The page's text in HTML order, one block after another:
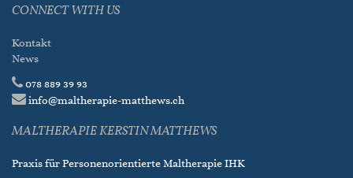
CONNECT WITH US
Kontakt
News
078 889 39 93
info@maltherapie-matthews.ch
MALTHERAPIE KERSTIN MATTHEWS
Praxis für Personenorientierte Maltherapie IHK